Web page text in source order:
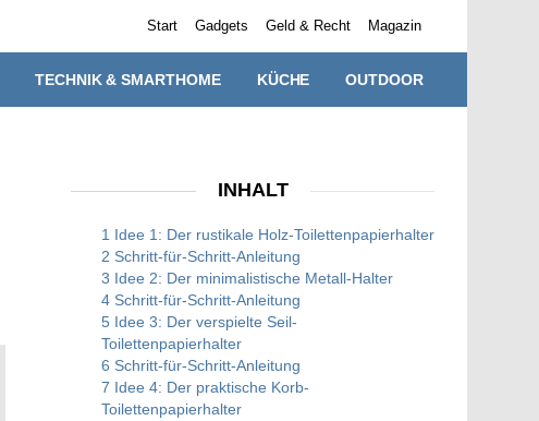
Start Gadgets Geld & Recht Magazin
TECHNIK & SMARTHOME KÜCHE OUTDOOR
INHALT
1 Idee 1: Der rustikale Holz-Toilettenpapierhalter
2 Schritt-für-Schritt-Anleitung
3 Idee 2: Der minimalistische Metall-Halter
4 Schritt-für-Schritt-Anleitung
5 Idee 3: Der verspielte Seil-
Toilettenpapierhalter
6 Schritt-für-Schritt-Anleitung
7 Idee 4: Der praktische Korb-
Toilettenpapierhalter